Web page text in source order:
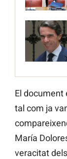
El document
tal com ja
María
veracitat